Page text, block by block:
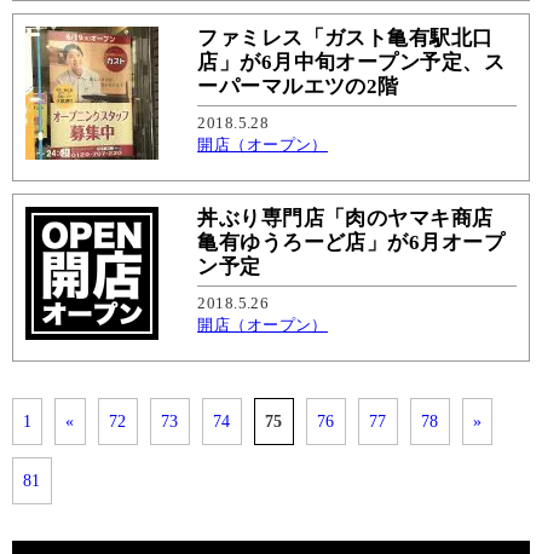
ファミレス「ガスト亀有駅北口
店」が6月中旬オープン予定、ス
ーパーマルエツの2階
2018.5.28
開店（オープン）
丼ぶり専門店「肉のヤマキ商店
亀有ゆうろーど店」が6月オープ
ン予定
2018.5.26
開店（オープン）
1 « 72 73 74 75 76 77 78 »
81